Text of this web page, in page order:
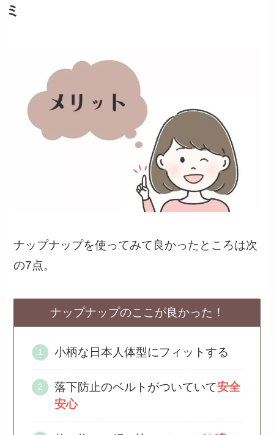
ミ
ナップナップを使ってみて良かったところは次
の7点。
ナップナップのここが良かった！
小柄な日本人体型にフィットする
落下防止のベルトがついていて安全
安心